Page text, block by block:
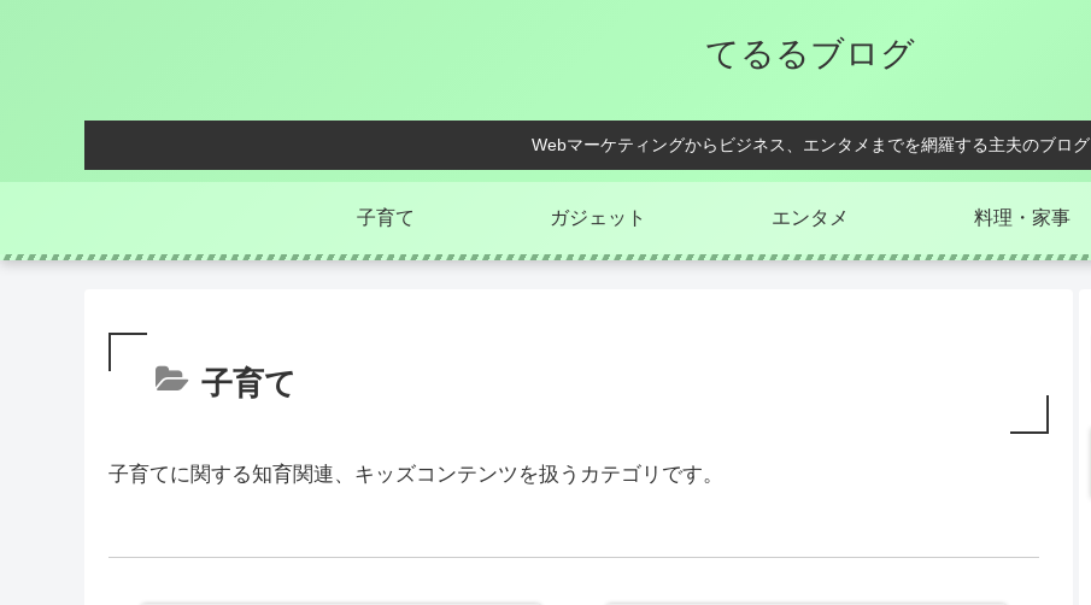
てるるブログ
Webマーケティングからビジネス、エンタメまでを網羅する主夫のブログ
子育て ガジェット エンタメ 料理・家事
子育て
子育てに関する知育関連、キッズコンテンツを扱うカテゴリです。